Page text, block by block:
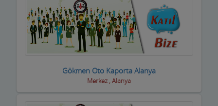
Sıhhi Tesisatcılar
Soğuk Hava Depoları
Şömine ve Soba Hizmetleri
Sondaj Hizmetleri
Spor Salonları ve Malzemeleri
Gökmen Oto Kaporta Alanya
Merkez , Alanya